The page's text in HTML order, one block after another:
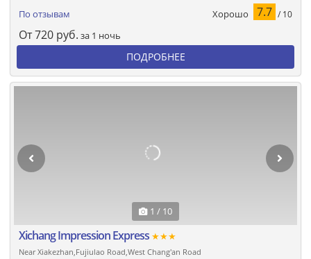
По отзывам
Хорошо 7.7 / 10
От720 руб. за 1 ночь
ПОДРОБНЕЕ
1 / 10
Xichang Impression Express ★★★
Near Xiakezhan,Fujiulao Road,West Chang'an Road